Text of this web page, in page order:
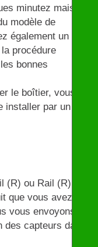
minutez mais
modèle de
également un
procédure
bonnes
le boîtier, vous
par un de
(R) ou Rail (R) et
que vous avez
vous envoyons
capteurs dans